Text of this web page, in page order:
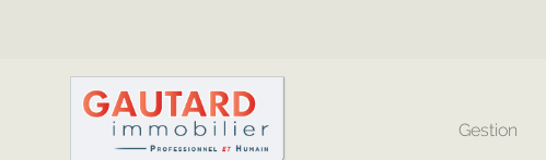
Gestion